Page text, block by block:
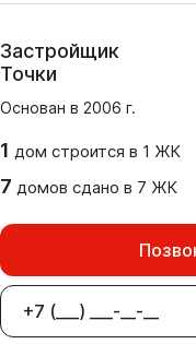
Застройщик
Точки
Основан в 2006 г.
1 дом строится в 1 ЖК
7 домов сдано в 7 ЖК